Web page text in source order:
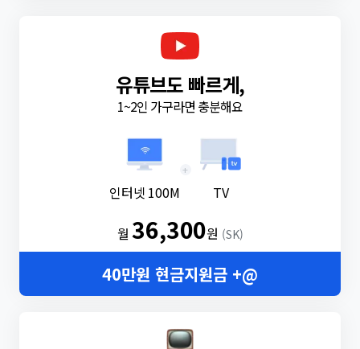
유튜브도 빠르게,
1~2인 가구라면 충분해요
인터넷 100M
+
TV
월36,300원 (SK)
40만원 현금지원금 +@